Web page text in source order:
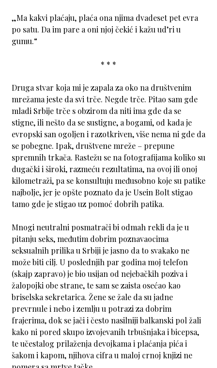
„Ma kakvi plaćaju, plaća ona njima dvadeset pet evra
po satu. Da im pare a oni njoj čekić i kažu ud’ri u
gumu.“
* * *
Druga stvar koja mi je zapala za oko na društvenim
mrežama jeste da svi trče. Negde trče. Pitao sam gde
mladi Srbije trče s obzirom da niti ima gde da se
stigne, ili nešto da se sustigne, a bogami, od kada je
evropski san ogoljen i razotkriven, više nema ni gde da
se pobegne. Ipak, društvene mreže – prepune
spremnih trkača. Rastežu se na fotografijama koliko su
dugački i široki, razmeću rezultatima, na ovoj ili onoj
kilometraži, pa se konsultuju međusobno koje su patike
najbolje, jer je opšte poznato da je Usein Bolt stigao
tamo gde je stigao uz pomoć dobrih patika.
Mnogi neutralni posmatrači bi odmah rekli da je u
pitanju seks, međutim dobrim poznavaocima
seksualnih prilika u Srbiji je jasno da to svakako ne
može biti cilj. U poslednjih par godina moj telefon
(skajp zapravo) je bio usijan od nejebačkih poziva i
žalopojki obe strane, te sam se zaista osećao kao
briselska sekretarica. Žene se žale da su jadne
prevrnule i nebo i zemlju u potrazi za dobrim
frajerima, dok se jači i često nasilniji balkanski pol žali
kako ni pored skupo izvojevanih trbušnjaka i bicepsa,
te učestalog prilaženja devojkama i plaćanja pića i
šakom i kapom, njihova cifra u maloj crnoj knjizi ne